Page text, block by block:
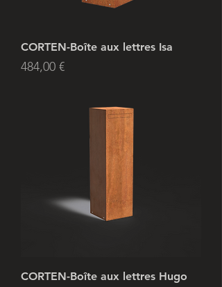
CORTEN-Boîte aux lettres Isa
Prix
484,00 €
CORTEN-Boîte aux lettres Hugo